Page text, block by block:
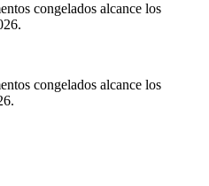
congelados alcance los
congelados alcance los